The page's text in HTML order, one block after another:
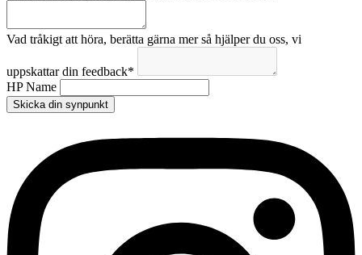
Vad tråkigt att höra, berätta gärna mer så hjälper du oss, vi
uppskattar din feedback*
HP Name
Skicka din synpunkt